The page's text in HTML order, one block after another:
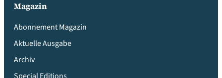
Magazin
Abonnement Magazin
Aktuelle Ausgabe
Archiv